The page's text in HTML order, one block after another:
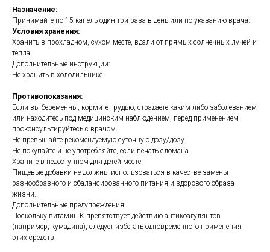
Назначение:
Принимайте по 15 капель один-три раза в день или по указанию врача.
Условия хранения:
Хранить в прохладном, сухом месте, вдали от прямых солнечных лучей и
тепла.
Дополнительные инструкции:
Не хранить в холодильнике
Противопоказания:
Если вы беременны, кормите грудью, страдаете каким-либо заболеванием
или находитесь под медицинским наблюдением, перед применением
проконсультируйтесь с врачом.
Не превышайте рекомендуемую суточную дозу/дозу.
Не покупайте и не употребляйте, если печать сломана.
Храните в недоступном для детей месте
Пищевые добавки не должны использоваться в качестве замены
разнообразного и сбалансированного питания и здорового образа
жизни.
Дополнительные предупреждения:
Поскольку витамин К препятствует действию антикоагулянтов
(например, кумадина), следует избегать одновременного применения
этих средств.